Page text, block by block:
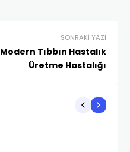
SONRAKI YAZI
Modern Tıbbın Hastalık
Üretme Hastalığı